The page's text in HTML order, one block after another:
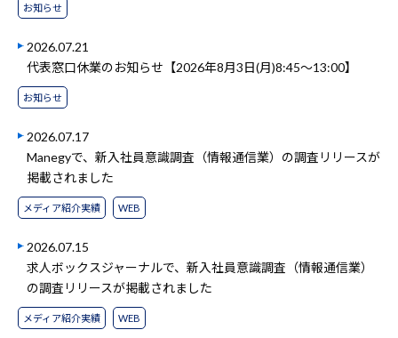
お知らせ
2026.07.21
代表窓口休業のお知らせ【2026年8月3日(月)8:45～13:00】
お知らせ
2026.07.17
Manegyで、新入社員意識調査（情報通信業）の調査リリースが
掲載されました
メディア紹介実績 WEB
2026.07.15
求人ボックスジャーナルで、新入社員意識調査（情報通信業）
の調査リリースが掲載されました
メディア紹介実績 WEB